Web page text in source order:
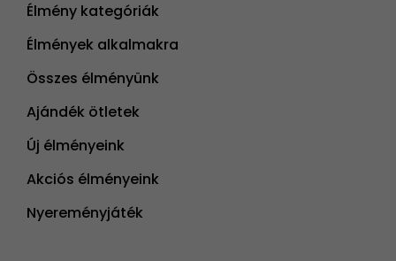
Élmény kategóriák
Élmények alkalmakra
Összes élményünk
Ajándék ötletek
Új élményeink
Akciós élményeink
Nyereményjáték